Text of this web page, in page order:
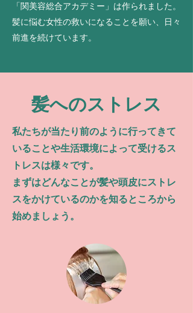
「関美容総合アカデミー」は作られました。
​髪に悩む女性の救いになることを願い、日々
前進を続けています。
髪へのストレス
私たちが当たり前のように行ってきて
いることや生活環境によって受けるス
トレスは様々です。
​まずはどんなことが髪や頭皮にストレ
スをかけているのかを知るところから
始めましょう。